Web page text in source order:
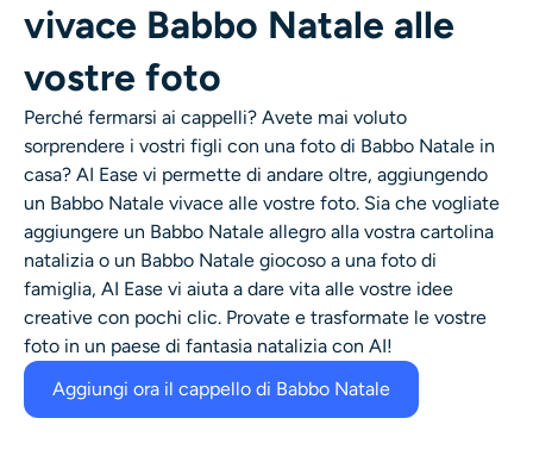
vivace Babbo Natale alle
vostre foto
Perché fermarsi ai cappelli? Avete mai voluto
sorprendere i vostri figli con una foto di Babbo Natale in
casa? AI Ease vi permette di andare oltre, aggiungendo
un Babbo Natale vivace alle vostre foto. Sia che vogliate
aggiungere un Babbo Natale allegro alla vostra cartolina
natalizia o un Babbo Natale giocoso a una foto di
famiglia, AI Ease vi aiuta a dare vita alle vostre idee
creative con pochi clic. Provate e trasformate le vostre
foto in un paese di fantasia natalizia con AI!
Aggiungi ora il cappello di Babbo Natale